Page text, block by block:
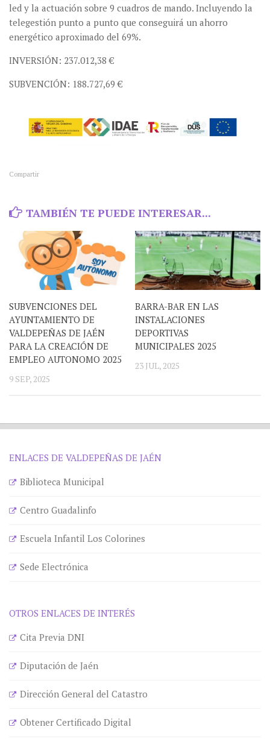
led y la actuación sobre 9 cuadros de mando. Incluyendo la
telegestión punto a punto que conseguirá un ahorro
energético aproximado del 69%.
INVERSIÓN: 237.012,38 €
SUBVENCIÓN: 188.727,69 €
Compartir
TAMBIÉN TE PUEDE INTERESAR...
SUBVENCIONES DEL
AYUNTAMIENTO DE
VALDEPEÑAS DE JAÉN
PARA LA CREACIÓN DE
EMPLEO AUTONOMO 2025
9 SEP, 2025
BARRA-BAR EN LAS
INSTALACIONES
DEPORTIVAS
MUNICIPALES 2025
23 JUL, 2025
ENLACES DE VALDEPEÑAS DE JAÉN
Biblioteca Municipal
Centro Guadalinfo
Escuela Infantil Los Colorines
Sede Electrónica
OTROS ENLACES DE INTERÉS
Cita Previa DNI
Diputación de Jaén
Dirección General del Catastro
Obtener Certificado Digital